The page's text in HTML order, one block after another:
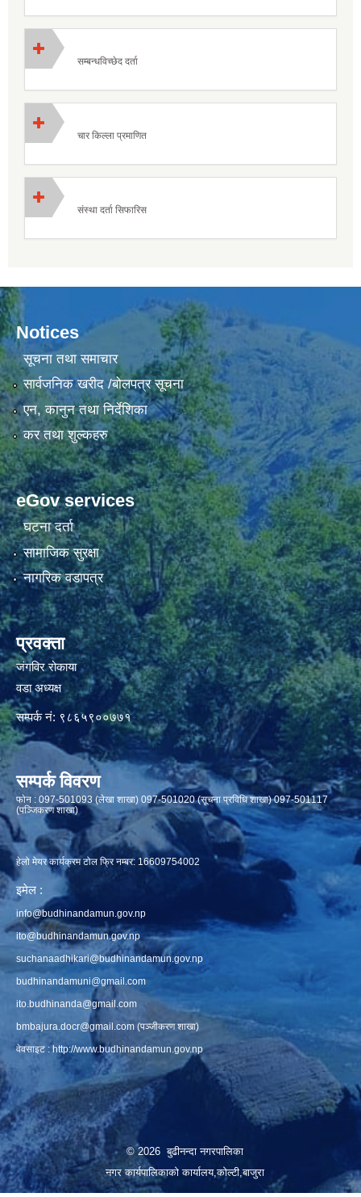
सम्बन्धविच्छेद दर्ता
चार किल्ला प्रमाणित
संस्था दर्ता सिफारिस
Notices
सूचना तथा समाचार
सार्वजनिक खरीद /बोलपत्र सूचना
एन, कानुन तथा निर्देशिका
कर तथा शुल्कहरु
eGov services
घटना दर्ता
सामाजिक सुरक्षा
नागरिक वडापत्र
प्रवक्ता
जंगविर रोकाया
वडा अध्यक्ष
सम्पर्क नं: ९८६५९००७७१
सम्पर्क विवरण
फाेन : 097-501093 (लेखा शाखा) 097-501020 (सूचना प्रविधि शाखा) 097-501117
(पञ्जिकरण शाखा)
हेलो मेयर कार्यक्रम टोल फ्रि नम्बर: 16609754002
इमेल :
info@budhinandamun.gov.np
ito@budhinandamun.gov.np
suchanaadhikari@budhinandamun.gov.np
budhinandamuni@gmail.com
ito.budhinanda@gmail.com
bmbajura.docr@gmail.com (पञ्जीकरण शाखा)
वेवसाइट : http://www.budhinandamun.gov.np
© 2026 बुढीनन्दा नगरपालिका
नगर कार्यपालिकाकाे कार्यालय,काेल्टी,बाजुरा